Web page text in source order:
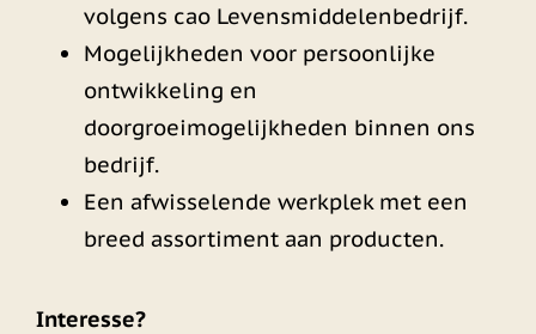
volgens cao Levensmiddelenbedrijf.
Mogelijkheden voor persoonlijke
ontwikkeling en
doorgroeimogelijkheden binnen ons
bedrijf.
Een afwisselende werkplek met een
breed assortiment aan producten.
Interesse?